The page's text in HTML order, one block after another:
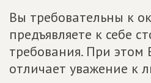
Вы требовательны к
предъявляете к себе
требования. При этом
отличает уважение к